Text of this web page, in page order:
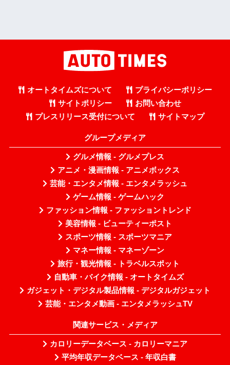
オートタイムズについて
プライバシーポリシー
サイトポリシー
お問い合わせ
プレスリリース受付について
サイトマップ
グループメディア
グルメ情報 - グルメプレス
アニメ・漫画情報 - アニメボックス
芸能・エンタメ情報 - エンタメラッシュ
ゲーム情報 - ゲームハック
ファッション情報 - ファッショントレンド
美容情報 - ビューティーポスト
スポーツ情報 - スポーツマニア
マネー情報 - マネーゾーン
旅行・観光情報 - トラベルスポット
自動車・バイク情報 - オートタイムズ
ガジェット・デジタル製品情報 - デジタルガジェット
芸能・エンタメ動画 - エンタメラッシュTV
関連サービス・メディア
カロリーデータベース - カロリーマニア
平均年収データベース - 年収白書